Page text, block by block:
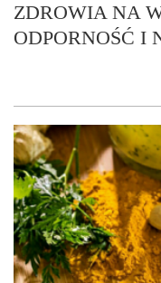
ZDROWIA NA
ODPORNOŚĆ I